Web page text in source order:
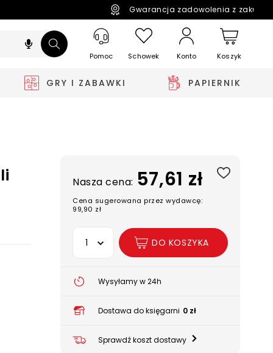
Gwarancja zadowolenia z
Pomoc Schowek Konto Koszyk
GRY I ZABAWKI PAPIERNIK
Nasza cena: 57,61 zł
Cena sugerowana przez wydawcę:
99,90 zł
Wybierz opcję
DO KOSZYKA
Wysyłamy w 24h
Dostawa do księgarni 0 zł
Sprawdź koszt dostawy